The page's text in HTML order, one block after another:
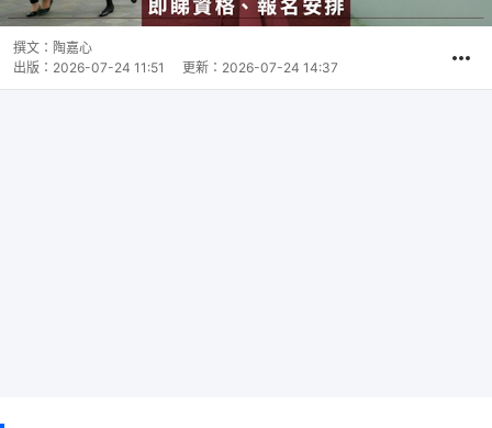
撰文： 陶嘉心
出版： 2026-07-24 11:51 更新： 2026-07-24 14:37